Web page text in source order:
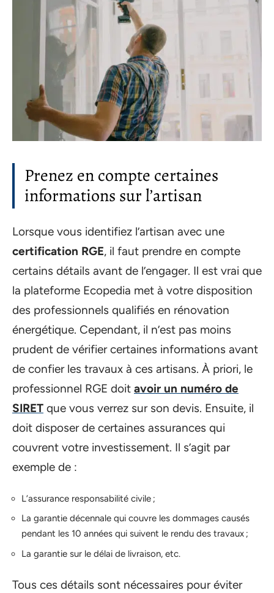
Prenez en compte certaines
informations sur l’artisan
Lorsque vous identifiez l’artisan avec une
certification RGE, il faut prendre en compte
certains détails avant de l’engager. Il est vrai que
la plateforme Ecopedia met à votre disposition
des professionnels qualifiés en rénovation
énergétique. Cependant, il n’est pas moins
prudent de vérifier certaines informations avant
de confier les travaux à ces artisans. À priori, le
professionnel RGE doit avoir un numéro de
SIRET que vous verrez sur son devis. Ensuite, il
doit disposer de certaines assurances qui
couvrent votre investissement. Il s’agit par
exemple de :
L’assurance responsabilité civile ;
La garantie décennale qui couvre les dommages causés
pendant les 10 années qui suivent le rendu des travaux ;
La garantie sur le délai de livraison, etc.
Tous ces détails sont nécessaires pour éviter